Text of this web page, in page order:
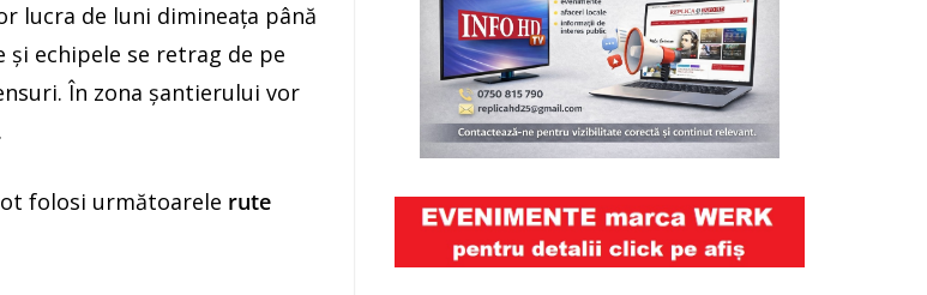
lucra de luni dimineața până
echipele se retrag de pe
În zona șantierului vor
folosi următoarele rute